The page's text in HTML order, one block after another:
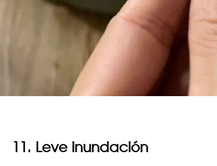
11. Leve inundación